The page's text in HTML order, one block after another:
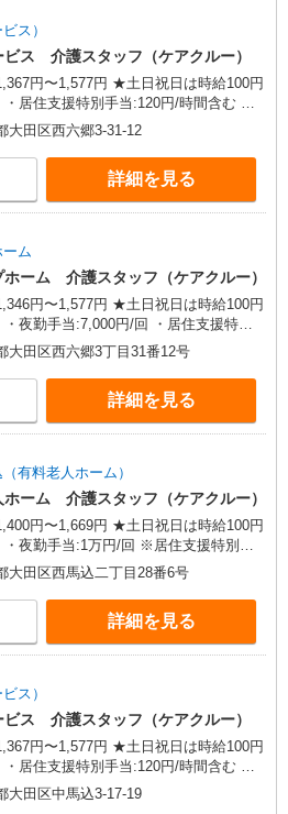
ス）
ビス 介護スタッフ（ケアクルー）
〜1,577円 ★土日祝日は時給100円
・居住支援特別手当:120円/時間含む ※
格・経験等による
大田区西六郷3-31-12
詳細を見る
ム
ホーム 介護スタッフ（ケアクルー）
〜1,577円 ★土日祝日は時給100円
・夜勤手当:7,000円/回 ・居住支援特別
/時間含む ※給与幅は資格・経験等によ
大田区西六郷3丁目31番12号
詳細を見る
有料老人ホーム）
ホーム 介護スタッフ（ケアクルー）
〜1,669円 ★土日祝日は時給100円
・夜勤手当:1万円/回 ※居住支援特別手
時給含む ※給与幅は資格・経験等による
大田区西馬込二丁目28番6号
詳細を見る
ス）
ビス 介護スタッフ（ケアクルー）
〜1,577円 ★土日祝日は時給100円
・居住支援特別手当:120円/時間含む ※
格・経験等による
大田区中馬込3-17-19